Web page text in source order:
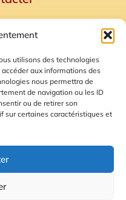
utilisons des technologies
aux informations des
nous permettra de
de navigation ou les ID
ou de retirer son
sur certaines caractéristiques et
Plan du site